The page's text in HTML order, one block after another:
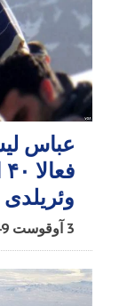
عباس
وئریلدی
3 آوقوست 21:49